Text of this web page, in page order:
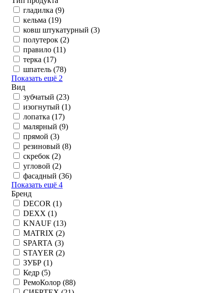
гладилка (9)
кельма (19)
ковш штукатурный (3)
полутерок (2)
правило (11)
терка (17)
шпатель (78)
Показать ещё 2
Вид
зубчатый (23)
изогнутый (1)
лопатка (17)
малярный (9)
прямой (3)
резиновый (8)
скребок (2)
угловой (2)
фасадный (36)
Показать ещё 4
Бренд
DECOR (1)
DEXX (1)
KNAUF (13)
MATRIX (2)
SPARTA (3)
STAYER (2)
ЗУБР (1)
Кедр (5)
РемоКолор (88)